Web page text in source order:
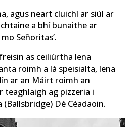
agus neart cluichí ar siúl ar
a bhí bunaithe ar
Señoritas’.
as ceiliúrtha lena
roimh a lá speisialta, lena
ar an Máirt roimh an
teaghlaigh ag pizzeria i
Dé Céadaoin.